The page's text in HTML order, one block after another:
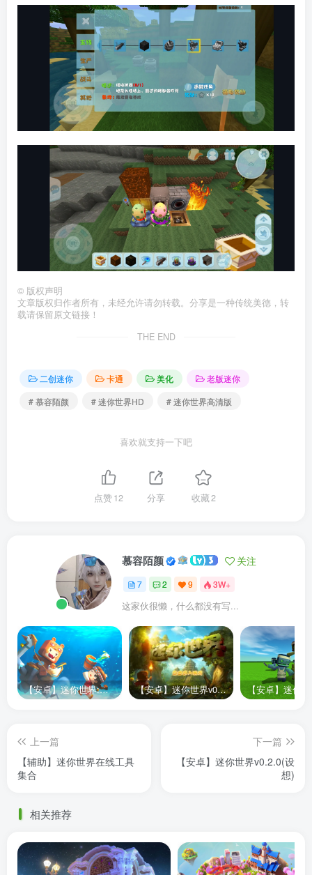
© 版权声明
文章版权归作者所有，未经允许请勿转载。分享是一种传统美德，转
载请保留原文链接！
THE END
二创迷你 卡通 美化
老版迷你
# 慕容陌颜
# 迷你世界HD # 迷你世界高清版
喜欢就支持一下吧
点赞12 分享 收藏2
慕容陌颜 关注
7 2 9 3W+
这家伙很懒，什么都没有写...
【安卓】迷你世界:随心筑梦园 25.01.07 【安卓】迷你世界v0.2.0(设想)
上一篇
【辅助】迷你世界在线工具
集合
下一篇
【安卓】迷你世界v0.2.0(设
想)
相关推荐